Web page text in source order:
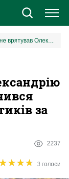
Шаран не врятував Олександрію від Першої ліги: визначився перший переможець стиків за право грати в УПЛ
за
2237
★★★
★★★ 3 голоси